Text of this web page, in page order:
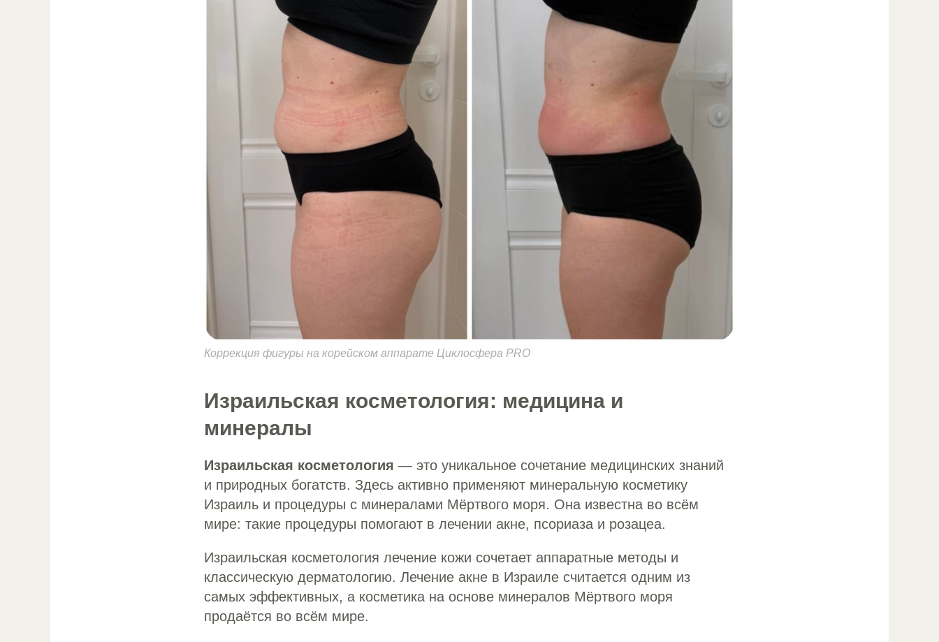
Коррекция фигуры на корейском аппарате Циклосфера PRO
Израильская косметология: медицина и
минералы
Израильская косметология — это уникальное сочетание медицинских знаний
и природных богатств. Здесь активно применяют минеральную косметику
Израиль и процедуры с минералами Мёртвого моря. Она известна во всём
мире: такие процедуры помогают в лечении акне, псориаза и розацеа.
Израильская косметология лечение кожи сочетает аппаратные методы и
классическую дерматологию. Лечение акне в Израиле считается одним из
самых эффективных, а косметика на основе минералов Мёртвого моря
продаётся во всём мире.